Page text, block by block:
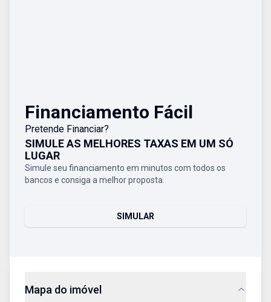
Financiamento Fácil
Pretende Financiar?
SIMULE AS MELHORES TAXAS EM UM SÓ
LUGAR
Simule seu financiamento em minutos com todos os
bancos e consiga a melhor proposta.
SIMULAR
Mapa do imóvel